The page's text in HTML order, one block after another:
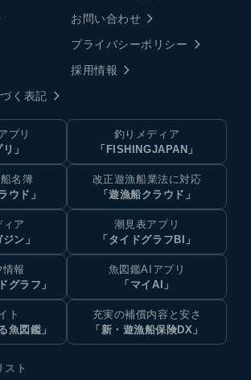
お問い合わせ
プライバシーポリシー
採用情報
く表記
プリ
」
釣りメディア
「FISHINGJAPAN」
名簿
ウド」
改正遊漁船業法に対応
「遊漁船クラウド」
ア
ン」
潮見表アプリ
「タイドグラフBI」
報
グラフ」
魚図鑑AIアプリ
「マイAI」
ト
魚図鑑」
充実の補償内容と安さ
「新・遊漁船保険DX」
スト